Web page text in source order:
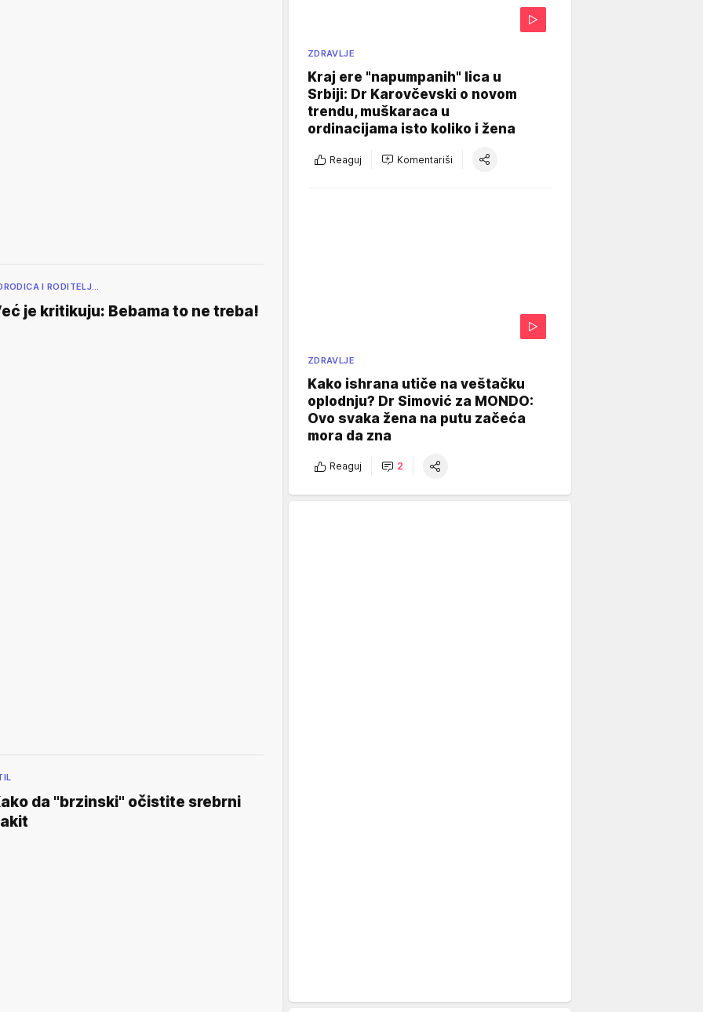
I RODITELJ…
je kritikuju: Bebama to ne treba!
da "brzinski" očistite srebrni
ZDRAVLJE
Kraj ere "napumpanih" lica u
Srbiji: Dr Karovčevski o novom
trendu, muškaraca u
ordinacijama isto koliko i žena
Reaguj Komentariši
ZDRAVLJE
Kako ishrana utiče na veštačku
oplodnju? Dr Simović za MONDO:
Ovo svaka žena na putu začeća
mora da zna
Reaguj 2